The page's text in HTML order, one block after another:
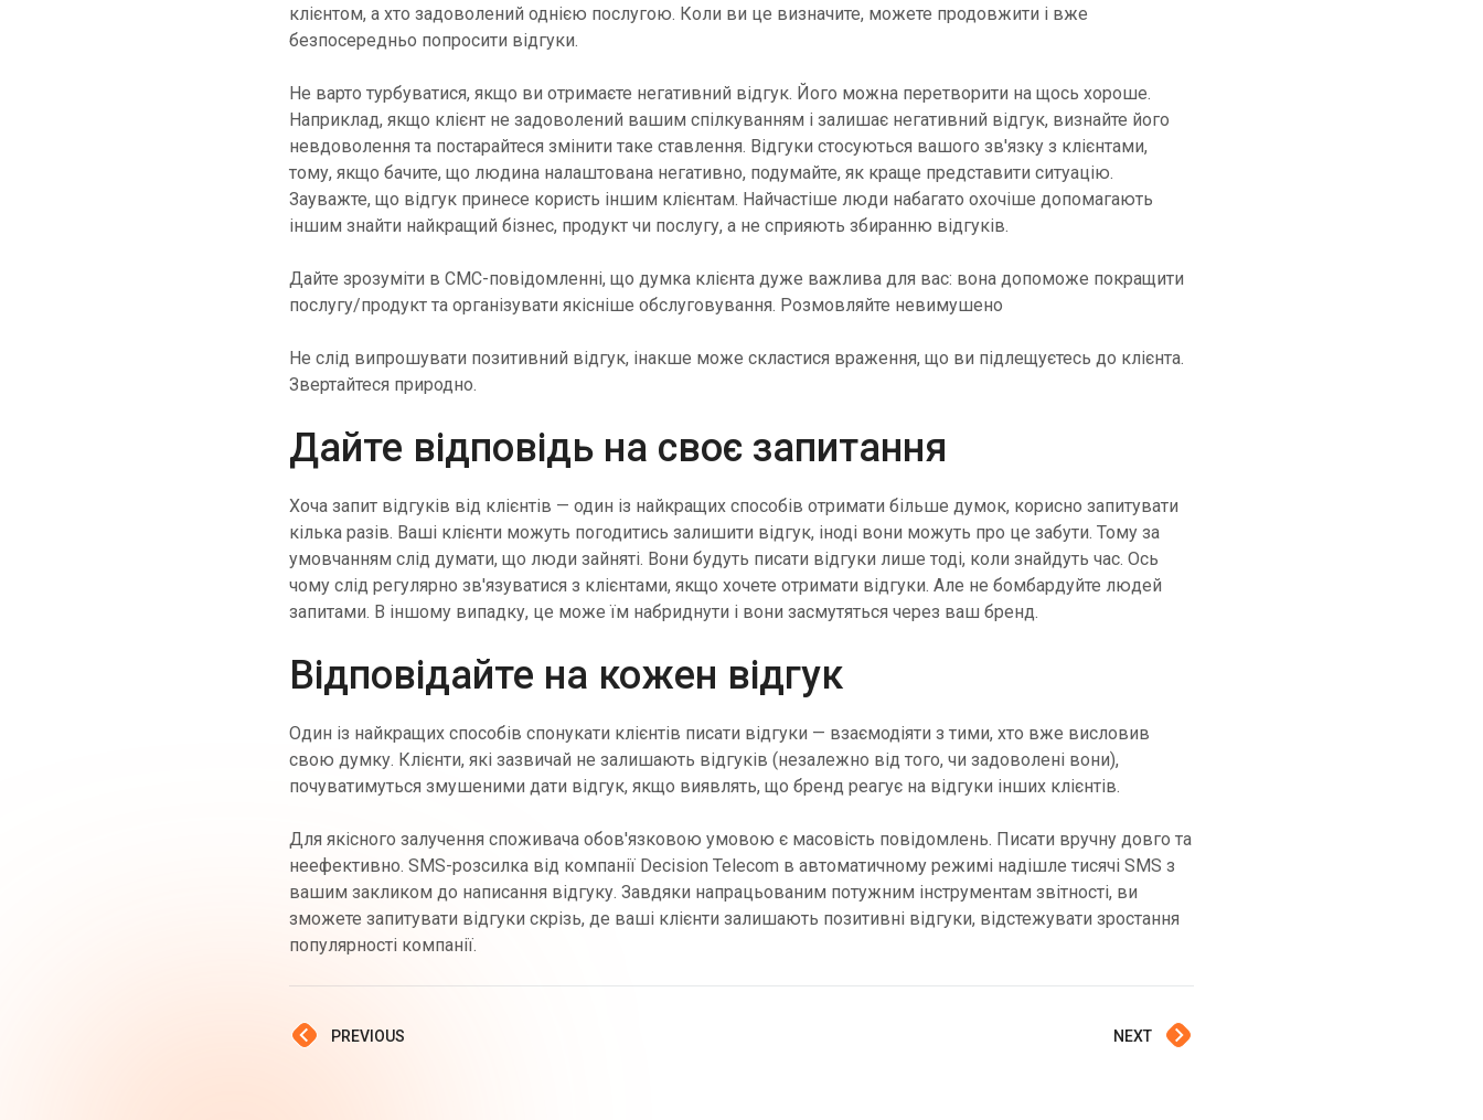
клієнтом, а хто задоволений однією послугою. Коли ви це визначите, можете продовжити і вже
безпосередньо попросити відгуки.
Не варто турбуватися, якщо ви отримаєте негативний відгук. Його можна перетворити на щось хороше.
Наприклад, якщо клієнт не задоволений вашим спілкуванням і залишає негативний відгук, визнайте його
невдоволення та постарайтеся змінити таке ставлення. Відгуки стосуються вашого зв'язку з клієнтами,
тому, якщо бачите, що людина налаштована негативно, подумайте, як краще представити ситуацію.
Зауважте, що відгук принесе користь іншим клієнтам. Найчастіше люди набагато охочіше допомагають
іншим знайти найкращий бізнес, продукт чи послугу, а не сприяють збиранню відгуків.
Дайте зрозуміти в СМС-повідомленні, що думка клієнта дуже важлива для вас: вона допоможе покращити
послугу/продукт та організувати якісніше обслуговування. Розмовляйте невимушено
Не слід випрошувати позитивний відгук, інакше може скластися враження, що ви підлещуєтесь до клієнта.
Звертайтеся природно.
Дайте відповідь на своє запитання
Хоча запит відгуків від клієнтів — один із найкращих способів отримати більше думок, корисно запитувати
кілька разів. Ваші клієнти можуть погодитись залишити відгук, іноді вони можуть про це забути. Тому за
умовчанням слід думати, що люди зайняті. Вони будуть писати відгуки лише тоді, коли знайдуть час. Ось
чому слід регулярно зв'язуватися з клієнтами, якщо хочете отримати відгуки. Але не бомбардуйте людей
запитами. В іншому випадку, це може їм набриднути і вони засмутяться через ваш бренд.
Відповідайте на кожен відгук
Один із найкращих способів спонукати клієнтів писати відгуки — взаємодіяти з тими, хто вже висловив
свою думку. Клієнти, які зазвичай не залишають відгуків (незалежно від того, чи задоволені вони),
почуватимуться змушеними дати відгук, якщо виявлять, що бренд реагує на відгуки інших клієнтів.
Для якісного залучення споживача обов'язковою умовою є масовість повідомлень. Писати вручну довго та
неефективно. SMS-розсилка від компанії Decision Telecom в автоматичному режимі надішле тисячі SMS з
вашим закликом до написання відгуку. Завдяки напрацьованим потужним інструментам звітності, ви
зможете запитувати відгуки скрізь, де ваші клієнти залишають позитивні відгуки, відстежувати зростання
популярності компанії.
PREVIOUS NEXT